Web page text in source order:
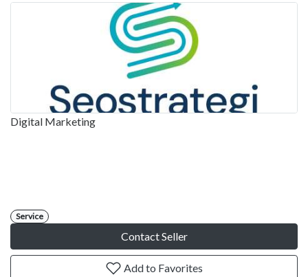
Digital Marketing
Service
Contact Seller
Add to Favorites